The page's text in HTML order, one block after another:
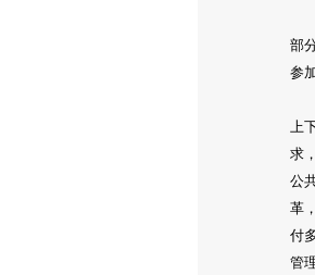
部
参
上
求
公
革
付
管